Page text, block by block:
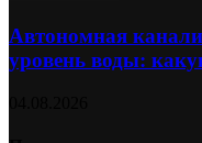
Автономная
уровень воды: